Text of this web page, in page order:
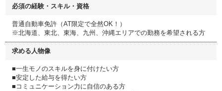
必須の経験・スキル・資格
普通自動車免許（AT限定で全然OK！）
※北海道、東北、東海、九州、沖縄エリアでの勤務を希望される方
求める人物像
■一生モノのスキルを身に付けたい方
■安定した給与を得たい方
■コミュニケーション力に自信のある方